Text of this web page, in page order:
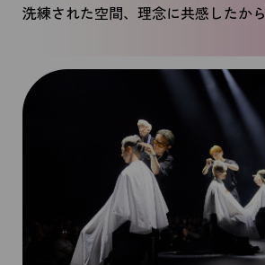
洗練された空間、理念に共感したから